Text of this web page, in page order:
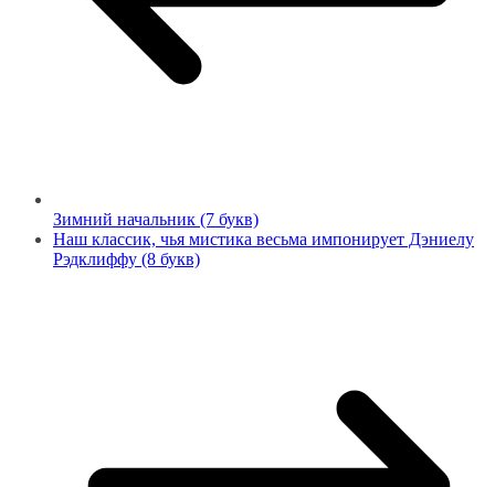
Зимний начальник (7 букв)
Наш классик, чья мистика весьма импонирует Дэниелу
Рэдклиффу (8 букв)